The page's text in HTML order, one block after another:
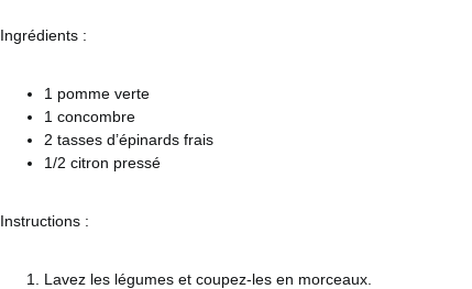
Ingrédients :
1 pomme verte
1 concombre
2 tasses d’épinards frais
1/2 citron pressé
Instructions :
Lavez les légumes et coupez-les en morceaux.